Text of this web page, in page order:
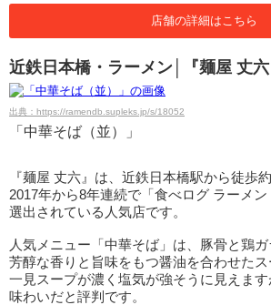
店舗の詳細はこちら
近鉄日本橋・ラーメン│『麺屋 丈六
出典：https://ramendb.supleks.jp/s/18052
「中華そば（並）」
『麺屋 丈六』は、近鉄日本橋駅から徒歩
2017年から8年連続で「食べログ ラーメ
選出されている人気店です。
人気メニュー「中華そば」は、豚骨と鶏ガ
芳醇な香りと旨味をもつ醤油を合わせたス
一見スープが濃く塩気が強そうに見えま
味わいだと評判です。